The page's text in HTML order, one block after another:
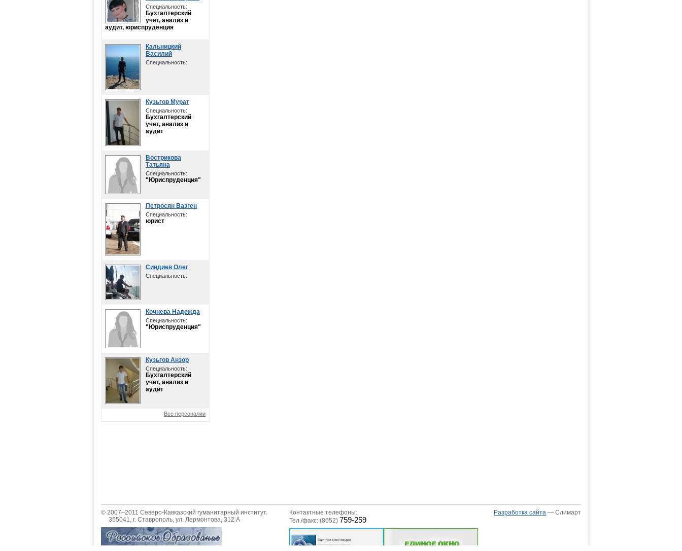
Специальность:
Бухгалтерский
учет, анализ и
аудит, юриспруденция
Кальницкий
Василий
Специальность:
Кузьгов Мурат
Специальность:
Бухгалтерский
учет, анализ и
аудит
Вострикова
Татьяна
Специальность:
"Юриспруденция"
Петросян Вазген
Специальность:
юрист
Синдиев Олег
Специальность:
Кочнева Надежда
Специальность:
"Юриспруденция"
Кузьгов Анзор
Специальность:
Бухгалтерский
учет, анализ и
аудит
Все персоналии
Разработка сайта — Слимарт
© 2007–2011 Северо-Кавказский гуманитарный институт.
355041, г. Ставрополь, ул. Лермонтова, 312 А
Контактные телефоны:
Тел./факс: (8652) 759-259